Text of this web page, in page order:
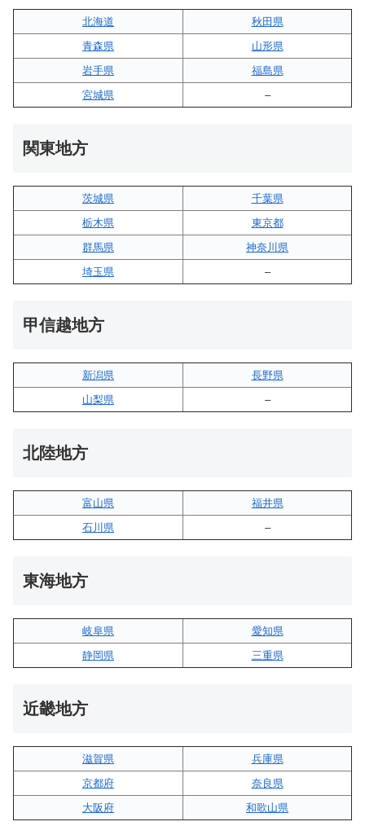
北海道
秋田県
青森県
山形県
岩手県
福島県
宮城県
–
関東地方
茨城県
千葉県
栃木県
東京都
群馬県
神奈川県
埼玉県
–
甲信越地方
新潟県
長野県
山梨県
–
北陸地方
富山県
福井県
石川県
–
東海地方
岐阜県
愛知県
静岡県
三重県
近畿地方
滋賀県
兵庫県
京都府
奈良県
大阪府
和歌山県